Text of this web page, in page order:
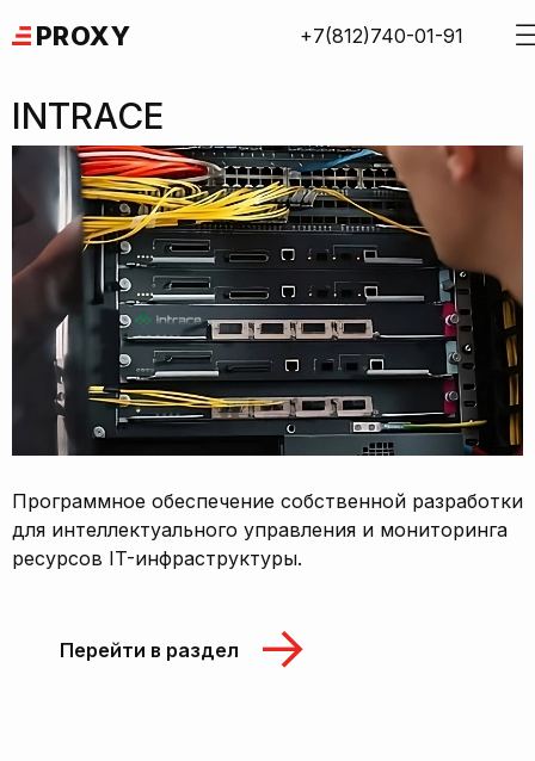
to
PROXY +7(812)740-01-91
INTRACE
Программное обеспечение собственной разработки
для интеллектуального управления и мониторинга
ресурсов IT-инфраструктуры.
Перейти в раздел